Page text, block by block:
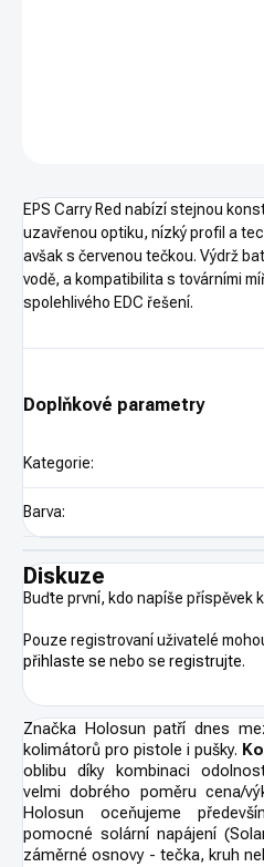
EPS Carry Red nabízí stejnou
uzavřenou optiku, nízký profil a
avšak s červenou tečkou. Výdrž
vodě, a kompatibilita s továrními
spolehlivého EDC řešení.
Doplňkové parametry
Kategorie:
Barva:
Diskuze
Buďte první, kdo napíše příspěvek
Pouze registrovaní uživatelé
přihlaste se nebo se registrujte.
Značka Holosun patří dnes
kolimátorů pro pistole i pušky.
oblibu díky kombinaci
velmi dobrého poměru cena/
Holosun oceňujeme
pomocné solární napájení
záměrné osnovy - tečka, kruh